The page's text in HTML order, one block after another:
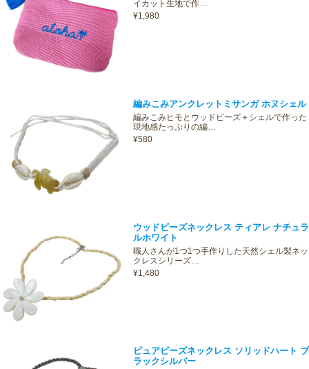
イカット生地で作…
¥1,980
編みこみアンクレットミサンガ ホヌシェル
編みこみヒモとウッドビーズ＋シェルで作った
現地感たっぷりの編…
¥580
ウッドビーズネックレス ティアレ ナチュラ
ルホワイト
職人さんが1つ1つ手作りした天然シェル製ネッ
クレスシリーズ…
¥1,480
ピュアビーズネックレス ソリッドハート ブ
ラックシルバー